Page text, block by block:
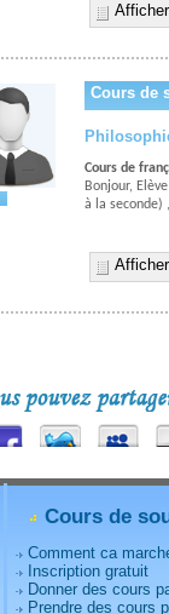
Cours de
Cours de
Bonjour,
à la seconde)
Cours de
Comment ca
Inscription gratuit
Donner des cours
Prendre des cours